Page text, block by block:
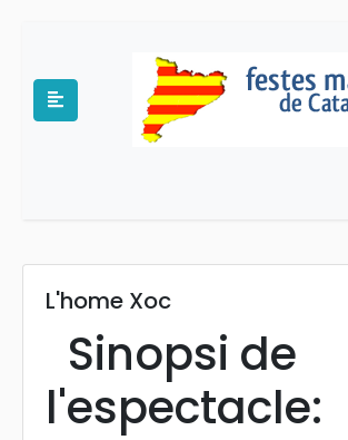
L'home Xoc
Sinopsi de
l'espectacle: